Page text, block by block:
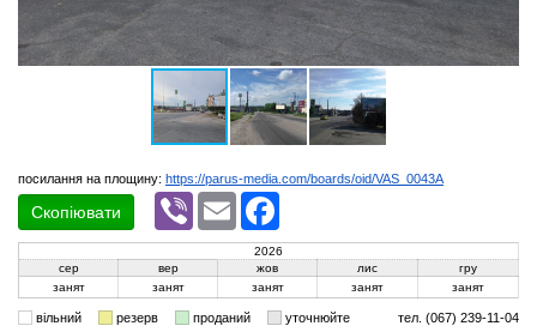
посилання на площину: https://parus-media.com/boards/oid/VAS_0043A
Скопіювати
Viber Email
2026
сер
вер жов лис
гру
занят
занят занят занят занят
вільний резерв проданий уточнюйте
тел. (067) 239-11-04